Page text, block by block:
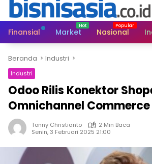
Finansial Market Nasional
Beranda Industri
Industri
Odoo Rilis Konektor
Omnichannel
Tonny Christianto
2 Min Baca
Senin, 3 Februari 2025 21:00